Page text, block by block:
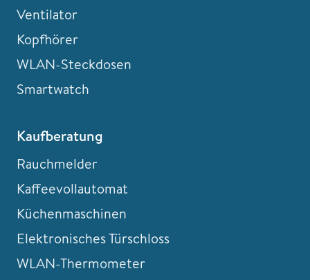
Ventilator
Kopfhörer
WLAN-Steckdosen
Smartwatch
Kaufberatung
Rauchmelder
Kaffeevollautomat
Küchenmaschinen
Elektronisches Türschloss
WLAN-Thermometer